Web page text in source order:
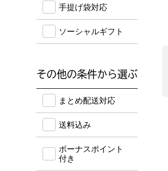
手提げ袋対応
ソーシャルギフト
その他の条件から選ぶ
送料込み・ボーナスポイント付き
まとめ配送対応
送料込み
ボーナスポイント
付き